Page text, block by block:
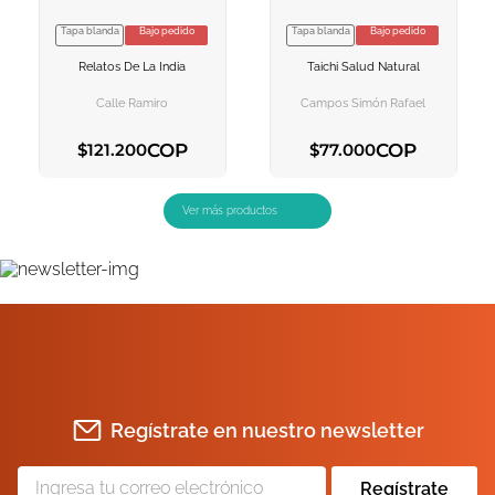
VER INFORMACION
Tapa blanda Bajo pedido
Relatos De La India
Calle Ramiro
$121.200COP
AGREGAR AL CARRITO
VER INFORMACION
Tapa blanda Bajo pedido
Taichi Salud Natural
Campos Simón Rafael
$77.000COP
AGREGAR AL CARRITO
Regístrate en nuestro newsletter
Regístrate